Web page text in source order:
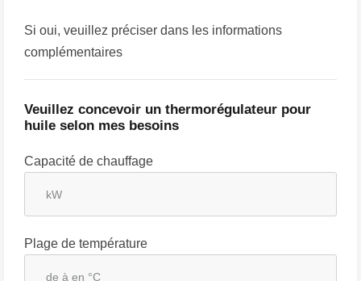
Si oui, veuillez préciser dans les informations
complémentaires
Veuillez concevoir un thermorégulateur pour
huile selon mes besoins
Capacité de chauffage
Plage de température